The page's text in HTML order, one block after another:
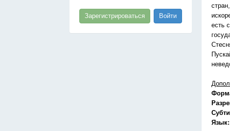
Зарегистрироваться Войти
есть
Язык: